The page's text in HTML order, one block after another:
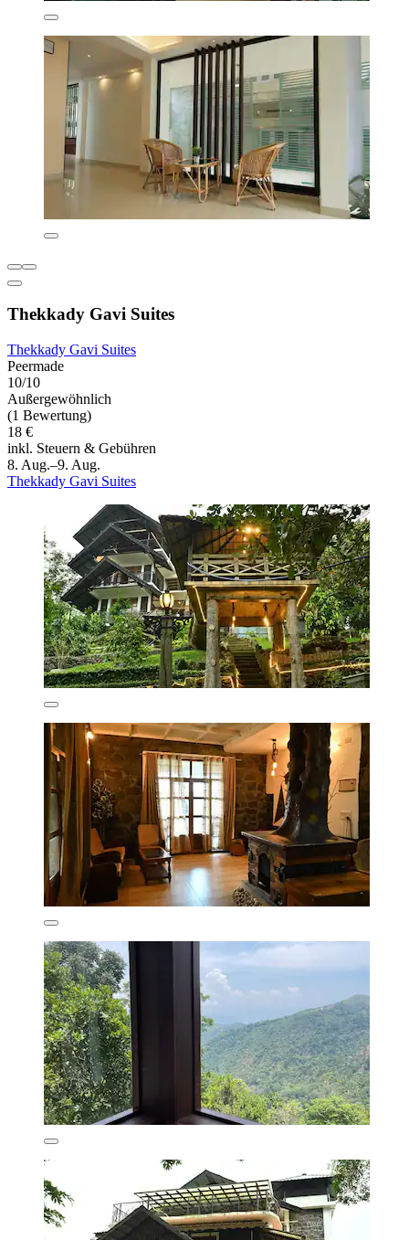
Thekkady Gavi Suites
Thekkady Gavi Suites
Peermade
10/10
Außergewöhnlich
(1 Bewertung)
18 €
inkl. Steuern & Gebühren
8. Aug.–9. Aug.
Thekkady Gavi Suites